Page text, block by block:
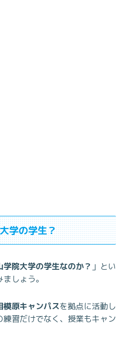
学の学生？
院大学の学生なのか？ 」とい
しょう。
模原キャンパスを拠点に活動し
習だけでなく、授業もキャン